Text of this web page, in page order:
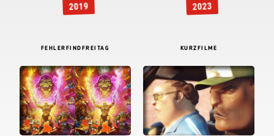
2019 2023
FEHLERFINDFREITAG KURZFILME